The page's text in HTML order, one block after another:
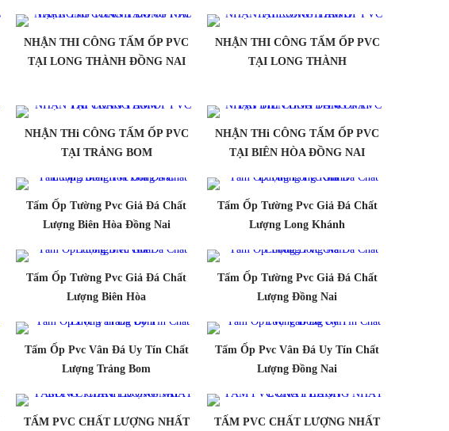
NHẬN THI CÔNG TẤM ỐP PVC
TẠI LONG THÀNH ĐỒNG NAI
NHẬN THI CÔNG TẤM ỐP PVC
TẠI LONG THÀNH
NHẬN THi CÔNG TẤM ỐP PVC
TẠI TRẢNG BOM
NHẬN THi CÔNG TẤM ỐP PVC
TẠI BIÊN HÒA ĐỒNG NAI
Tấm Ốp Tường Pvc Giả Đá Chất
Lượng Biên Hòa Đồng Nai
Tấm Ốp Tường Pvc Giả Đá Chất
Lượng Long Khánh
Tấm Ốp Tường Pvc Giả Đá Chất
Lượng Biên Hòa
Tấm Ốp Tường Pvc Giả Đá Chất
Lượng Đồng Nai
Tấm Ốp Pvc Vân Đá Uy Tín Chất
Lượng Trảng Bom
Tấm Ốp Pvc Vân Đá Uy Tín Chất
Lượng Đồng Nai
TẤM PVC CHẤT LƯỢNG NHẤT
TẤM PVC CHẤT LƯỢNG NHẤT